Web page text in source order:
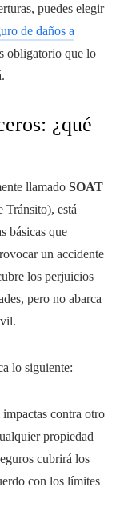
puedes elegir
de daños a
obligatorio que lo
¿qué
llamado SOAT
Tránsito), está
básicas que
un accidente
los perjuicios
pero no abarca
lo siguiente:
impactas contra otro
propiedad
cubrirá los
con los límites